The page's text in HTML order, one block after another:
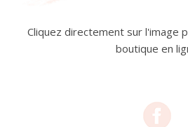
Cliquez directement sur l'image
boutique en